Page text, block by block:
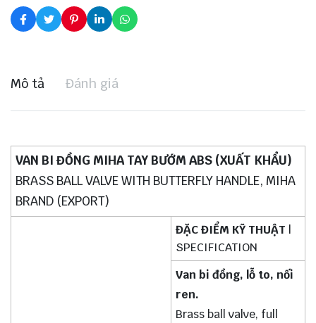
Mô tả Đánh giá
VAN BI ĐỒNG MIHA TAY BƯỚM ABS (XUẤT KHẨU)
BRASS BALL VALVE WITH BUTTERFLY HANDLE, MIHA
BRAND (EXPORT)
ĐẶC ĐIỂM KỸ THUẬT
SPECIFICATION
Van bi đồng, lỗ to, nối
ren.
Brass ball valve, full